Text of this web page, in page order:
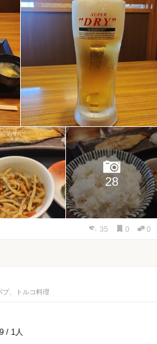
28
35 0 0
ブ、トルコ料理
/ 1人